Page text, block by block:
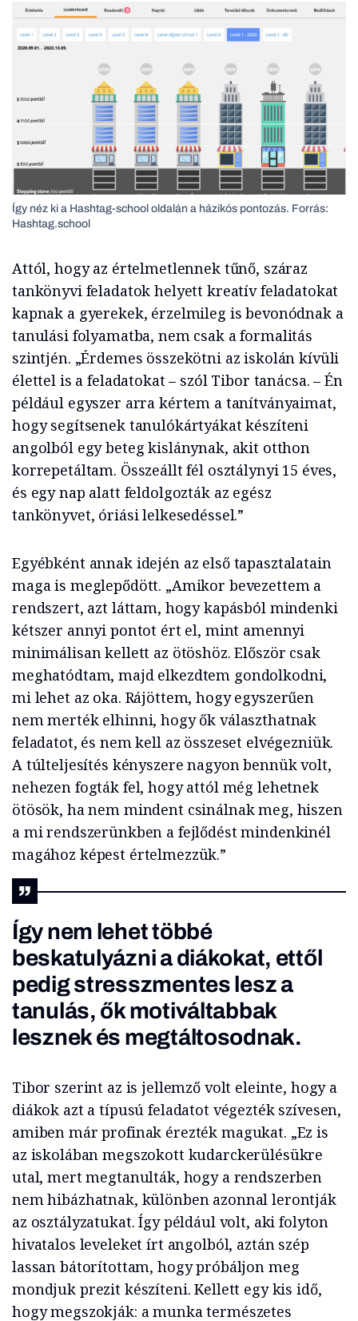
Így néz ki a Hashtag-school oldalán a házikós pontozás. Forrás:
Hashtag.school
Attól, hogy az értelmetlennek tűnő, száraz
tankönyvi feladatok helyett kreatív feladatokat
kapnak a gyerekek, érzelmileg is bevonódnak a
tanulási folyamatba, nem csak a formalitás
szintjén. „Érdemes összekötni az iskolán kívüli
élettel is a feladatokat – szól Tibor tanácsa. – Én
például egyszer arra kértem a tanítványaimat,
hogy segítsenek tanulókártyákat készíteni
angolból egy beteg kislánynak, akit otthon
korrepetáltam. Összeállt fél osztálynyi 15 éves,
és egy nap alatt feldolgozták az egész
tankönyvet, óriási lelkesedéssel.”
Egyébként annak idején az első tapasztalatain
maga is meglepődött. „Amikor bevezettem a
rendszert, azt láttam, hogy kapásból mindenki
kétszer annyi pontot ért el, mint amennyi
minimálisan kellett az ötöshöz. Először csak
meghatódtam, majd elkezdtem gondolkodni,
mi lehet az oka. Rájöttem, hogy egyszerűen
nem merték elhinni, hogy ők választhatnak
feladatot, és nem kell az összeset elvégezniük.
A túlteljesítés kényszere nagyon bennük volt,
nehezen fogták fel, hogy attól még lehetnek
ötösök, ha nem mindent csinálnak meg, hiszen
a mi rendszerünkben a fejlődést mindenkinél
magához képest értelmezzük.”
Így nem lehet többé
beskatulyázni a diákokat, ettől
pedig stresszmentes lesz a
tanulás, ők motiváltabbak
lesznek és megtáltosodnak.
Tibor szerint az is jellemző volt eleinte, hogy a
diákok azt a típusú feladatot végezték szívesen,
amiben már profinak érezték magukat. „Ez is
az iskolában megszokott kudarckerülésükre
utal, mert megtanulták, hogy a rendszerben
nem hibázhatnak, különben azonnal lerontják
az osztályzatukat. Így például volt, aki folyton
hivatalos leveleket írt angolból, aztán szép
lassan bátorítottam, hogy próbáljon meg
mondjuk prezit készíteni. Kellett egy kis idő,
hogy megszokják: a munka természetes